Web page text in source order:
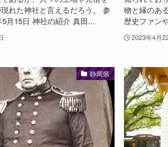
れた神社と言えるだろう。 参
月15日 神社の紹介 真田...
物と縁のあ
歴史ファン
2023年4月
静岡県